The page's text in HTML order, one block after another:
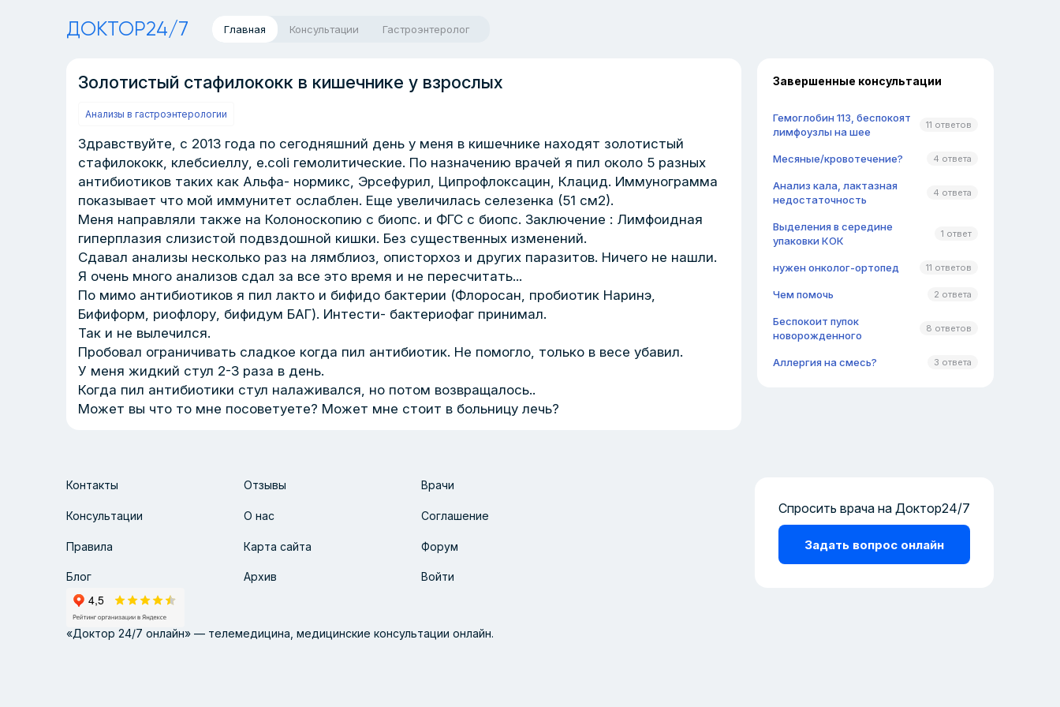
ДОКТОР24/7 Главная Консультации Гастроэнтеролог
Золотистый стафилококк в кишечнике у взрослых
Анализы в гастроэнтерологии
Здравствуйте, с 2013 года по сегодняшний день у меня в кишечнике находят золотистый
стафилококк, клебсиеллу, e.coli гемолитические. По назначению врачей я пил около 5 разных
антибиотиков таких как Альфа- нормикс, Эрсефурил, Ципрофлоксацин, Клацид. Иммунограмма
показывает что мой иммунитет ослаблен. Еще увеличилась селезенка (51 см2).
Меня направляли также на Колоноскопию с биопс. и ФГС с биопс. Заключение : Лимфоидная
гиперплазия слизистой подвздошной кишки. Без существенных изменений.
Сдавал анализы несколько раз на лямблиоз, описторхоз и других паразитов. Ничего не нашли.
Я очень много анализов сдал за все это время и не пересчитать...
По мимо антибиотиков я пил лакто и бифидо бактерии (Флоросан, пробиотик Наринэ,
Бифиформ, риофлору, бифидум БАГ). Интести- бактериофаг принимал.
Так и не вылечился.
Пробовал ограничивать сладкое когда пил антибиотик. Не помогло, только в весе убавил.
У меня жидкий стул 2-3 раза в день.
Когда пил антибиотики стул налаживался, но потом возвращалось..
Может вы что то мне посоветуете? Может мне стоит в больницу лечь?
Завершенные консультации
Гемоглобин 113, беспокоят
лимфоузлы на шее
11 ответов
Месяные/кровотечение? 4 ответа
Анализ кала, лактазная
недостаточность
4 ответа
Выделения в середине
упаковки КОК
1 ответ
нужен онколог-ортопед 11 ответов
Чем помочь 2 ответа
Беспокоит пупок
новорожденного
8 ответов
Аллергия на смесь? 3 ответа
Контакты Отзывы Врачи
Консультации О нас Соглашение
Правила Карта сайта Форум
Блог Архив Войти
Спросить врача на Доктор24/7
Задать вопрос онлайн
«Доктор 24/7 онлайн» — телемедицина, медицинские консультации онлайн.